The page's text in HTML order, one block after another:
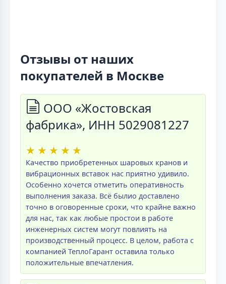
Отзывы от наших
покупателей в Москве
ООО «Жостовская
фабрика», ИНН 5029081227
★ ★ ★ ★ ★
Качество приобретенных шаровых кранов и
вибрационных вставок нас приятно удивило.
Особенно хочется отметить оперативность
выполнения заказа. Всё былио доставлено
точно в оговоренные сроки, что крайне важно
для нас, так как любые простои в работе
инженерных систем могут повлиять на
производственный процесс. В целом, работа с
компанией ТеплоГарант оставила только
положительные впечатления.